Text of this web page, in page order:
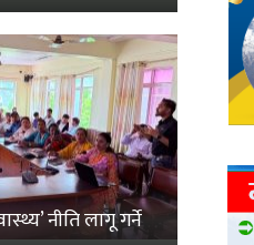
नीति लागू गर्ने